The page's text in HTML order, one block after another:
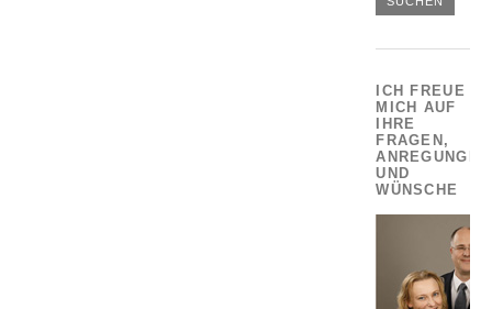
ICH FREUE
MICH AUF
IHRE
FRAGEN,
ANREGUNGEN
UND
WÜNSCHE